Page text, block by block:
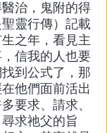
治，鬼附的得
靈行傳）記載
之年，看見主
信我的人也要
到公式了，那
他們面前活出
要求、請求、
求祂父的旨